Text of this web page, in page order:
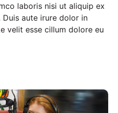
laboris nisi ut aliquip ex
aute irure dolor in
velit esse cillum dolore eu